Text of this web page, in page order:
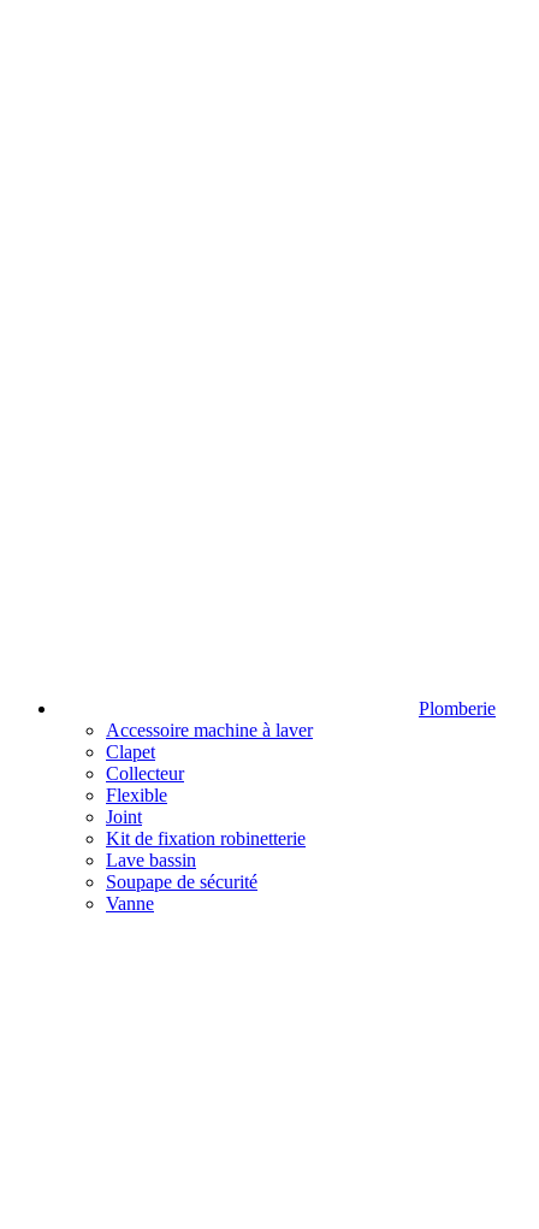
Plomberie
Accessoire machine à laver
Clapet
Collecteur
Flexible
Joint
Kit de fixation robinetterie
Lave bassin
Soupape de sécurité
Vanne